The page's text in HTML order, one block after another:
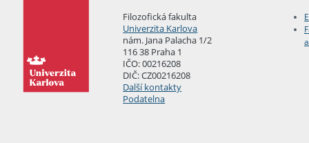
Filozofická fakulta
Univerzita Karlova
nám. Jana Palacha 1/2
116 38 Praha 1
IČO: 00216208
DIČ: CZ00216208
Další kontakty
Podatelna